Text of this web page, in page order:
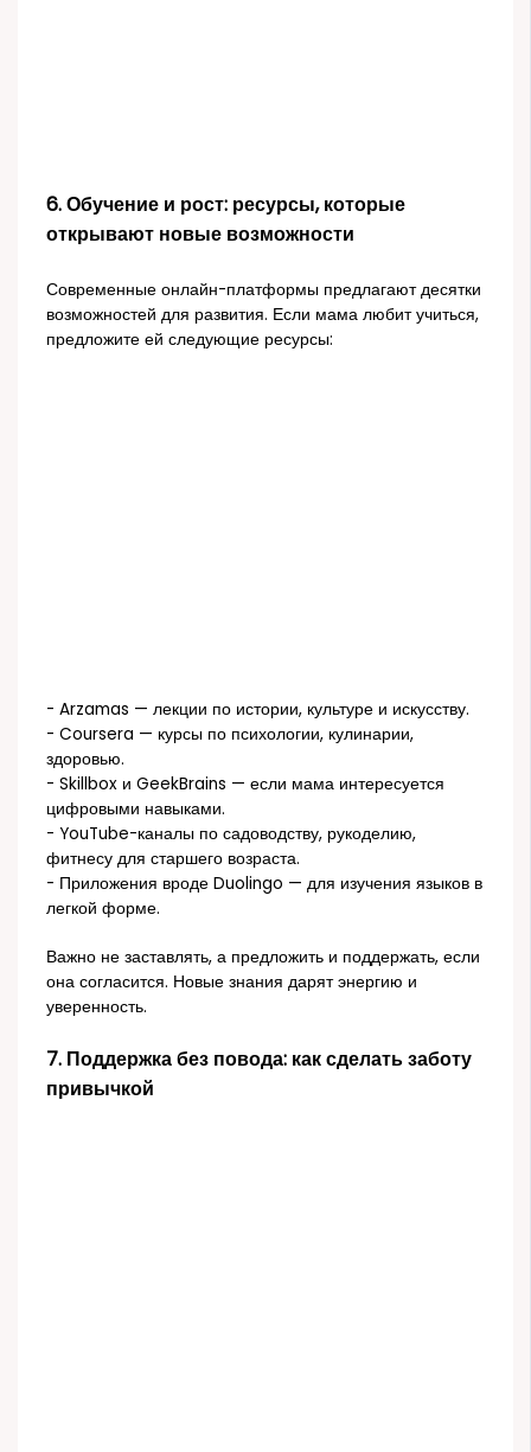
6. Обучение и рост: ресурсы, которые
открывают новые возможности
Современные онлайн-платформы предлагают десятки
возможностей для развития. Если мама любит учиться,
предложите ей следующие ресурсы:
- Arzamas — лекции по истории, культуре и искусству.
- Coursera — курсы по психологии, кулинарии,
здоровью.
- Skillbox и GeekBrains — если мама интересуется
цифровыми навыками.
- YouTube-каналы по садоводству, рукоделию,
фитнесу для старшего возраста.
- Приложения вроде Duolingo — для изучения языков в
легкой форме.
Важно не заставлять, а предложить и поддержать, если
она согласится. Новые знания дарят энергию и
уверенность.
7. Поддержка без повода: как сделать заботу
привычкой